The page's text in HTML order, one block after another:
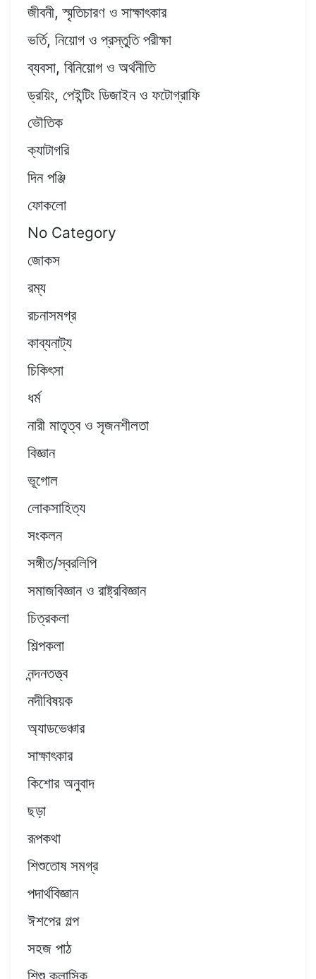
জীবনী, স্মৃতিচারণ ও সাক্ষাৎকার
ভর্তি, নিয়োগ ও প্রস্তুতি পরীক্ষা
ব্যবসা, বিনিয়োগ ও অর্থনীতি
ড্রয়িং, পেইন্টিং ডিজাইন ও ফটোগ্রাফি
ভৌতিক
ক্যাটাগরি
দিন পঞ্জি
ফোকলো
No Category
জোকস
রম্য
রচনাসমগ্র
কাব্যনাট্য
চিকিৎসা
ধর্ম
নারী মাতৃত্ব ও সৃজনশীলতা
বিজ্ঞান
ভূগোল
লোকসাহিত্য
সংকলন
সঙ্গীত/স্বরলিপি
সমাজবিজ্ঞান ও রাষ্ট্রবিজ্ঞান
চিত্রকলা
শিল্পকলা
নন্দনতত্ত্ব
নদীবিষয়ক
অ্যাডভেঞ্চার
সাক্ষাৎকার
কিশোর অনুবাদ
ছড়া
রূপকথা
শিশুতোষ সমগ্র
পদার্থবিজ্ঞান
ঈশপের গল্প
সহজ পাঠ